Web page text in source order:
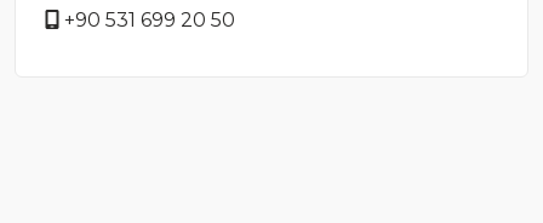
+90 531 699 20 50